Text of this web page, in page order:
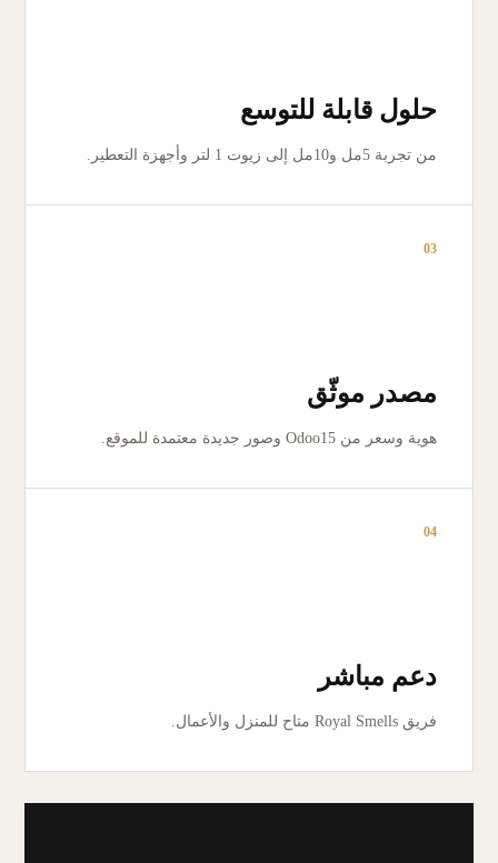
حلول قابلة للتوسع
من تجربة 5مل و10مل إلى زيوت 1 لتر وأجهزة التعطير.
03
مصدر موثّق
هوية وسعر من Odoo15 وصور جديدة معتمدة للموقع.
04
دعم مباشر
فريق Royal Smells متاح للمنزل والأعمال.